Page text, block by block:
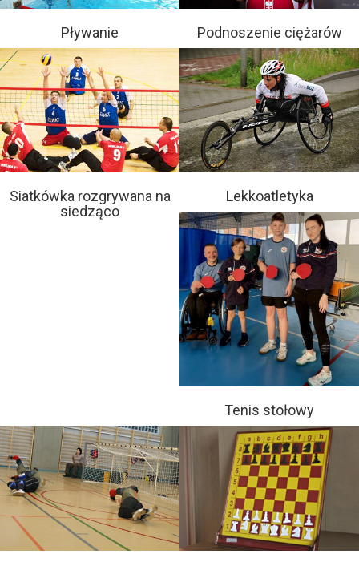
Pływanie Podnoszenie ciężarów
Siatkówka rozgrywana na
siedząco
Lekkoatletyka
Tenis stołowy